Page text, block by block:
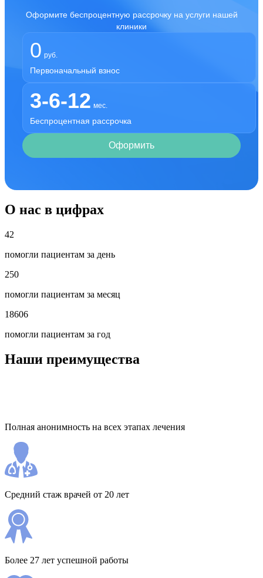
Оформите беспроцентную рассрочку на услуги нашей
клиники
0 руб.
Первоначальный взнос
3-6-12 мес.
Беспроцентная рассрочка
Оформить
О нас в цифрах
42
помогли пациентам за день
250
помогли пациентам за месяц
18606
помогли пациентам за год
Наши преимущества
Полная анонимность на всех этапах лечения
Средний стаж врачей от 20 лет
Более 27 лет успешной работы